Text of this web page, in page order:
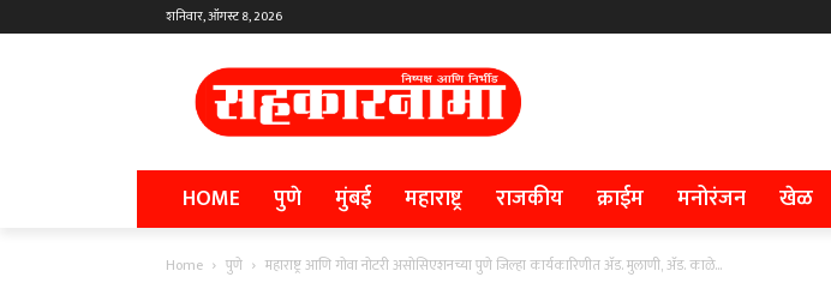
शनिवार, ऑगस्ट 8, 2026
HOME पुणे मुंबई महाराष्ट्र राजकीय क्राईम मनोरंजन खेळ
Home पुणे महाराष्ट्र आणि गोवा नोटरी असोसिएशनच्या पुणे जिल्हा कार्यकारिणीत ॲड. मुलाणी, ॲड. काळे...